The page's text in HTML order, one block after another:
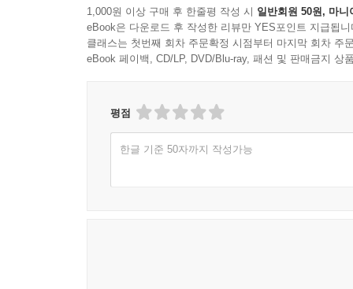
1,000원 이상 구매 후 한줄평 작성 시 일반회원 50원, 마니
eBook은 다운로드 후 작성한 리뷰만 YES포인트 지급됩니
클래스는 첫번째 회차 주문확정 시점부터 마지막 회차 주
eBook 페이백, CD/LP, DVD/Blu-ray, 패션 및 판매금지 상
평점
한글 기준 50자까지 작성가능